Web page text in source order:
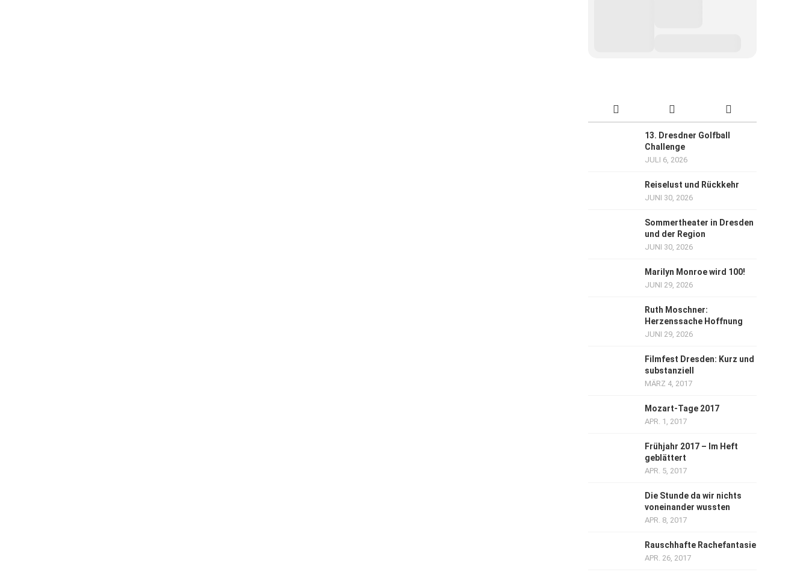
13. Dresdner Golfball
Challenge
JULI 6, 2026
Reiselust und Rückkehr
JUNI 30, 2026
Sommertheater in Dresden
und der Region
JUNI 30, 2026
Marilyn Monroe wird 100!
JUNI 29, 2026
Ruth Moschner:
Herzenssache Hoffnung
JUNI 29, 2026
Filmfest Dresden: Kurz und
substanziell
MÄRZ 4, 2017
Mozart-Tage 2017
APR. 1, 2017
Frühjahr 2017 – Im Heft
geblättert
APR. 5, 2017
Die Stunde da wir nichts
voneinander wussten
APR. 8, 2017
Rauschhafte Rachefantasie
APR. 26, 2017